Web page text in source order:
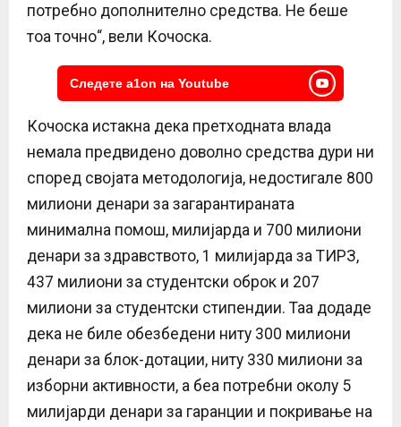
потребно дополнително средства. Не беше
тоа точно“, вели Кочоска.
Следете a1on на Youtube
Кочоска истакна дека претходната влада
немала предвидено доволно средства дури ни
според својата методологија, недостигале 800
милиони денари за загарантираната
минимална помош, милијарда и 700 милиони
денари за здравството, 1 милијарда за ТИРЗ,
437 милиони за студентски оброк и 207
милиони за студентски стипендии. Таа додаде
дека не биле обезбедени ниту 300 милиони
денари за блок-дотации, ниту 330 милиони за
изборни активности, а беа потребни околу 5
милијарди денари за гаранции и покривање на